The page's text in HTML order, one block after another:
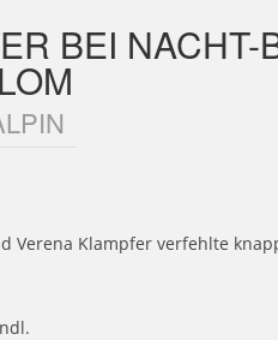
BEI NACHT-
Verena Klampfer verfehlte